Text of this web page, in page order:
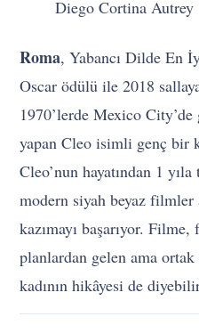
Diego Cortina Autrey
Roma, Yabancı Dilde En
Oscar ödülü ile 2018
1970’lerde Mexico
yapan Cleo isimli genç bir
Cleo’nun hayatından 1
modern siyah beyaz filmler
kazımayı başarıyor.
planlardan gelen ama
kadının hikâyesi de